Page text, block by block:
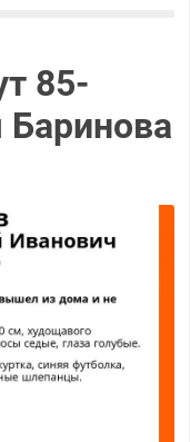
85-
Баринова